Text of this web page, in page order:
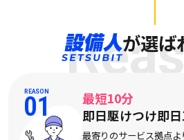
が選ば
REASON
01
最短10分
即日駆けつけ即
最寄りのサービス拠点